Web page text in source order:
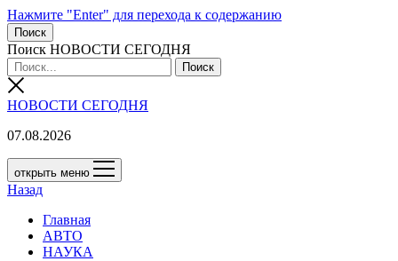
Нажмите "Enter" для перехода к содержанию
Поиск
Поиск НОВОСТИ СЕГОДНЯ
НОВОСТИ СЕГОДНЯ
07.08.2026
открыть меню
Назад
Главная
АВТО
НАУКА